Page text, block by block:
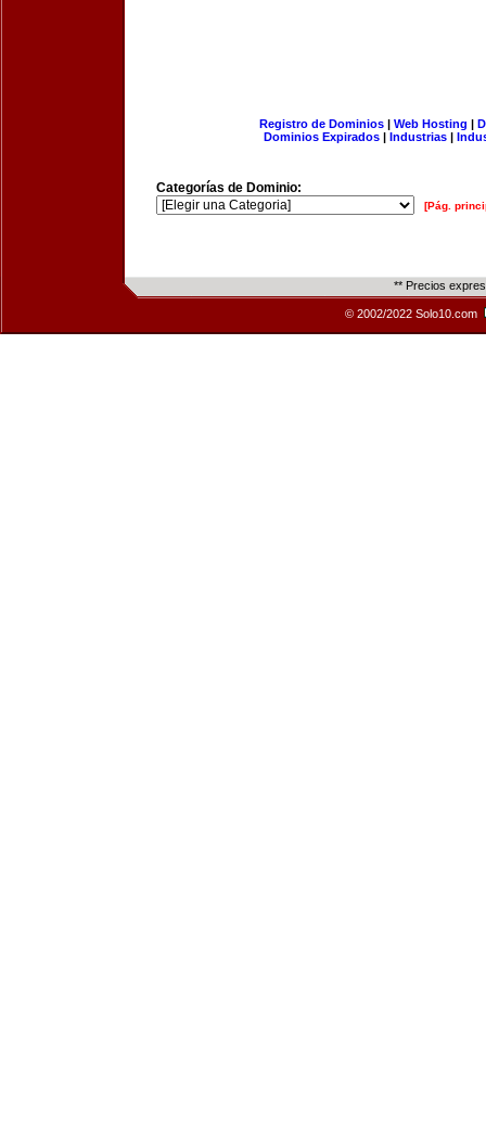
Registro de Dominios| Web Hosting |
Dominios Expirados | Industrias |
Categorías de Dominio:
[Pág.
** Precios
© 2002/2022 Solo10.com